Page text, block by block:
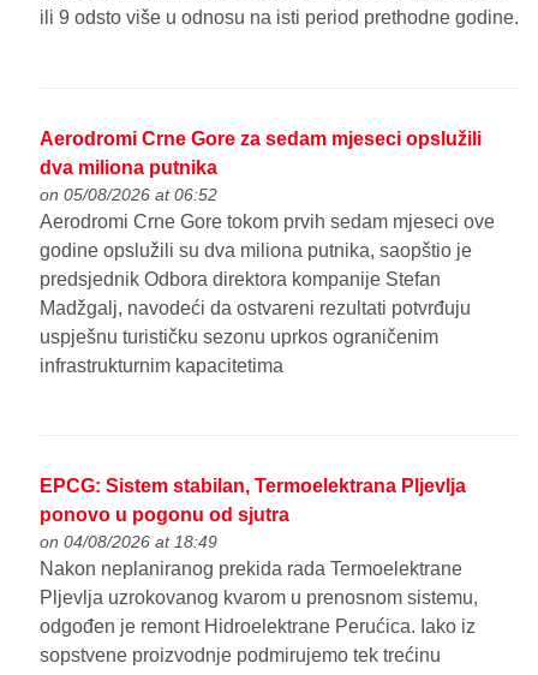
ili 9 odsto više u odnosu na isti period prethodne godine.
Aerodromi Crne Gore za sedam mjeseci opslužili
dva miliona putnika
on 05/08/2026 at 06:52
Aerodromi Crne Gore tokom prvih sedam mjeseci ove
godine opslužili su dva miliona putnika, saopštio je
predsjednik Odbora direktora kompanije Stefan
Madžgalj, navodeći da ostvareni rezultati potvrđuju
uspješnu turističku sezonu uprkos ograničenim
infrastrukturnim kapacitetima
EPCG: Sistem stabilan, Termoelektrana Pljevlja
ponovo u pogonu od sjutra
on 04/08/2026 at 18:49
Nakon neplaniranog prekida rada Termoelektrane
Pljevlja uzrokovanog kvarom u prenosnom sistemu,
odgođen je remont Hidroelektrane Perućica. Iako iz
sopstvene proizvodnje podmirujemo tek trećinu